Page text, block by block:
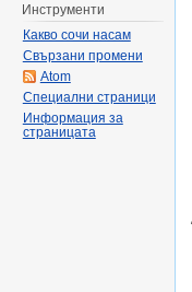
Инструменти
Какво сочи насам
Свързани промени
Atom
Специални страници
Информация за
страницата